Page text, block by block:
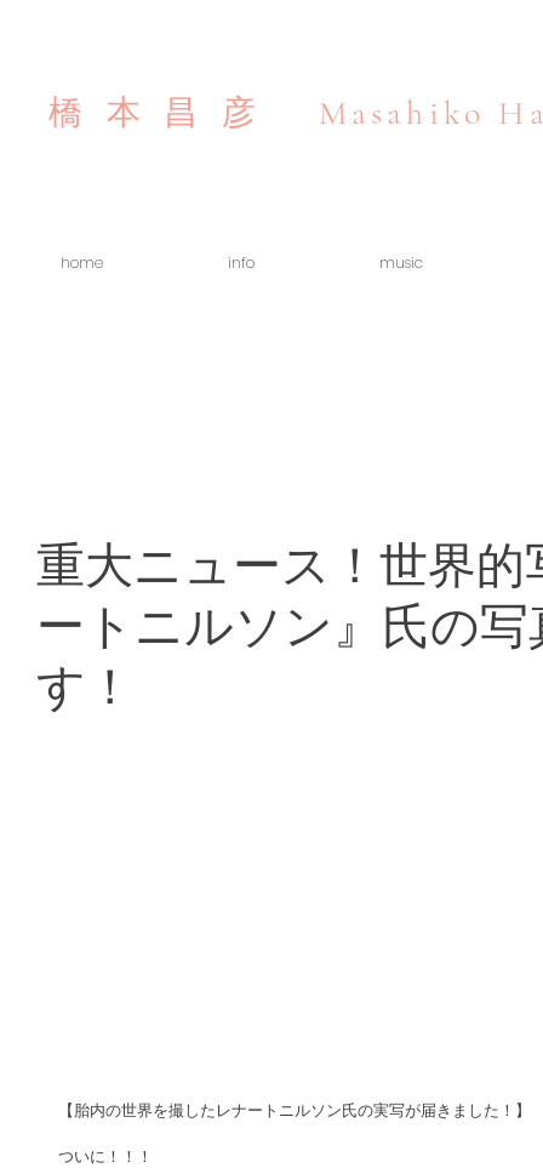
橋本昌彦 Masahiko
home info music
重大ニュース！世界的
ートニルソン』氏の
す！
【胎内の世界を撮したレナートニルソン氏の実写が届きました！】
ついに！！！